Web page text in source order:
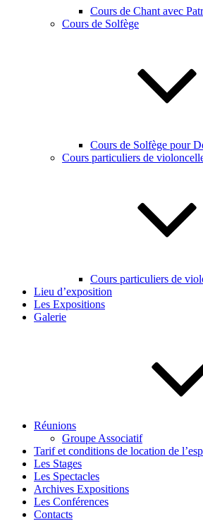
Cours de Chant avec
Cours de Solfège
Cours de Solfège pour
Cours particuliers de
Cours particuliers de
Lieu d’exposition
Les Expositions
Galerie
Réunions
Groupe Associatif
Tarif et conditions de location de
Les Stages
Les Spectacles
Archives Expositions
Les Conférences
Contacts